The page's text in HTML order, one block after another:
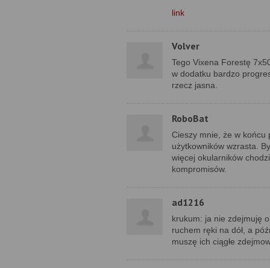
link
Volver
Tego Vixena Forestę
w dodatku bardzo
rzecz jasna.
RoboBat
Cieszy mnie, że w końcu
użytkowników wzrasta.
więcej okularników
kompromisów.
ad1216
krukum: ja nie zdejmuję
ruchem ręki na dół, a
muszę ich ciągłe